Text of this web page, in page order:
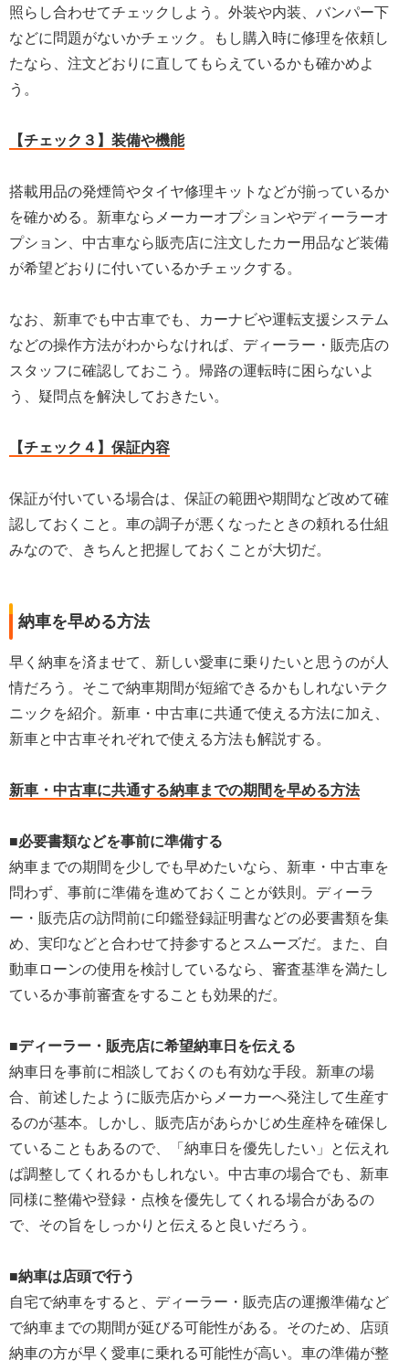
照らし合わせてチェックしよう。外装や内装、バンパー下
などに問題がないかチェック。もし購入時に修理を依頼し
たなら、注文どおりに直してもらえているかも確かめよ
う。
【チェック３】装備や機能
搭載用品の発煙筒やタイヤ修理キットなどが揃っているか
を確かめる。新車ならメーカーオプションやディーラーオ
プション、中古車なら販売店に注文したカー用品など装備
が希望どおりに付いているかチェックする。
なお、新車でも中古車でも、カーナビや運転支援システム
などの操作方法がわからなければ、ディーラー・販売店の
スタッフに確認しておこう。帰路の運転時に困らないよ
う、疑問点を解決しておきたい。
【チェック４】保証内容
保証が付いている場合は、保証の範囲や期間など改めて確
認しておくこと。車の調子が悪くなったときの頼れる仕組
みなので、きちんと把握しておくことが大切だ。
納車を早める方法
早く納車を済ませて、新しい愛車に乗りたいと思うのが人
情だろう。そこで納車期間が短縮できるかもしれないテク
ニックを紹介。新車・中古車に共通で使える方法に加え、
新車と中古車それぞれで使える方法も解説する。
新車・中古車に共通する納車までの期間を早める方法
■必要書類などを事前に準備する
納車までの期間を少しでも早めたいなら、新車・中古車を
問わず、事前に準備を進めておくことが鉄則。ディーラ
ー・販売店の訪問前に印鑑登録証明書などの必要書類を集
め、実印などと合わせて持参するとスムーズだ。また、自
動車ローンの使用を検討しているなら、審査基準を満たし
ているか事前審査をすることも効果的だ。
■ディーラー・販売店に希望納車日を伝える
納車日を事前に相談しておくのも有効な手段。新車の場
合、前述したように販売店からメーカーへ発注して生産す
るのが基本。しかし、販売店があらかじめ生産枠を確保し
ていることもあるので、「納車日を優先したい」と伝えれ
ば調整してくれるかもしれない。中古車の場合でも、新車
同様に整備や登録・点検を優先してくれる場合があるの
で、その旨をしっかりと伝えると良いだろう。
■納車は店頭で行う
自宅で納車をすると、ディーラー・販売店の運搬準備など
で納車までの期間が延びる可能性がある。そのため、店頭
納車の方が早く愛車に乗れる可能性が高い。車の準備が整